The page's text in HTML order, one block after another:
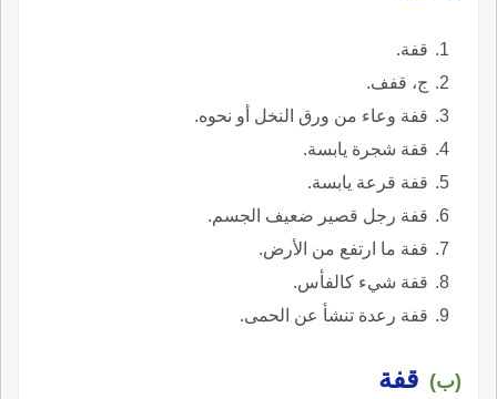
قفة.
ج، قفف.
قفة وعاء من ورق النخل أو نحوه.
قفة شجرة يابسة.
قفة قرعة يابسة.
قفة رجل قصير ضعيف الجسم.
قفة ما ارتفع من الأرض.
قفة شيء كالفأس.
قفة رعدة تنشأ عن الحمى.
(ب) قفة